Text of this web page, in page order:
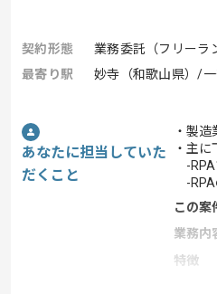
契約形態
業務委託（フリーラ
最寄り駅
妙寺（和歌山県）/
あなたに担当していた
だくこと
・製
・主に
-RPA
-RPA
この案
業務内
特徴